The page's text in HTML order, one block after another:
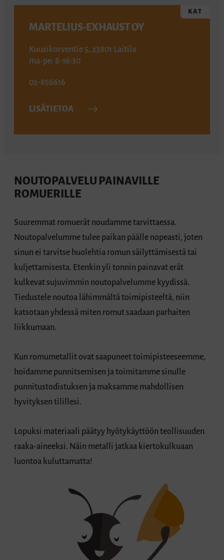
KAT
MARTELIUS-EXHAUST OY
Kuusikorventie 5, 23801 Laitila
ma-pe: 8-16:30
02-856616
LISÄTIETOA
NOUTOPALVELU PAINAVILLE
ROMUERILLE
Suuremmat romuerät noudamme tarvittaessa.
Noutopalvelumme tulee paikan päälle nopeasti, joten
sinun ei tarvitse huolehtia romun säilyttämisestä tai
kuljettamisesta. Etenkin yli tonnin painavat erät
kulkevat sujuvimmin noutopalvelumme kyydissä.
Tiedustele noutoa lähimmältä toimipisteeltä, niin
katsotaan yhdessä miten romut saadaan parhaiten
liikkumaan.
Kun romumetallit ovat saapuneet toimipisteeseemme,
hoidamme punnitsemisen ja toimitamme sinulle
punnitustodistuksen ja maksamme mahdollisen
hyvityksen tilillesi.
Lopuksi materiaali päätyy hyötykäyttöön teollisuuden
raaka-aineeksi. Näin metalli jatkaa kiertokulkuaan
luontoa kuluttamatta!